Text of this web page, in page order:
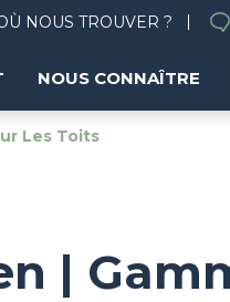
NOUS TROUVER ?
NOUS CONNAÎTRE
Les Toits
|